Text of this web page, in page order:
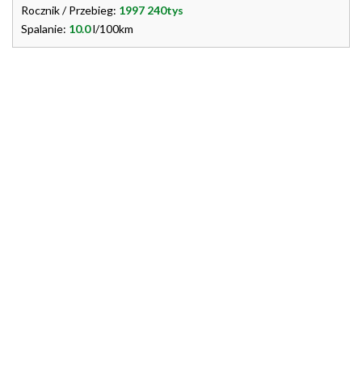
Rocznik / Przebieg: 1997 240tys
Spalanie: 10.0l/100km